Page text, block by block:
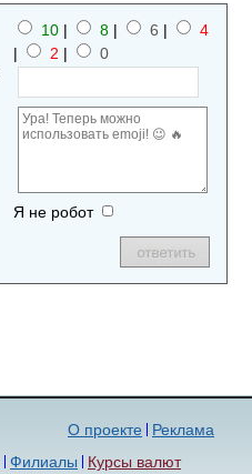
10 | 8 | 6 |
4
|
2 |
0
Я не робот
Реклама
О проекте
Филиалы
Курсы валют